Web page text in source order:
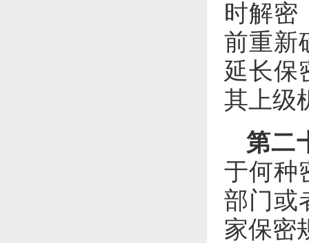
时解密
前重新
延长保
其上级
第二
于何种
部门或
家保密